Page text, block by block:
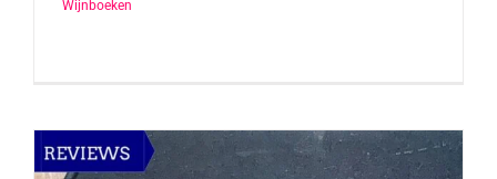
Wijnboeken